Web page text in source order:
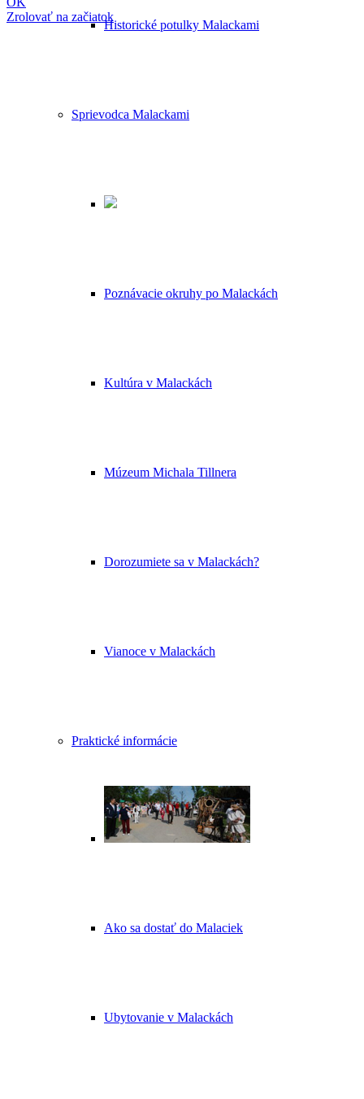
Historické potulky Malackami
Sprievodca Malackami
Poznávacie okruhy po Malackách
Kultúra v Malackách
Múzeum Michala Tillnera
Dorozumiete sa v Malackách?
Vianoce v Malackách
Praktické informácie
Ako sa dostať do Malaciek
Ubytovanie v Malackách
Zrolovať na začiatok